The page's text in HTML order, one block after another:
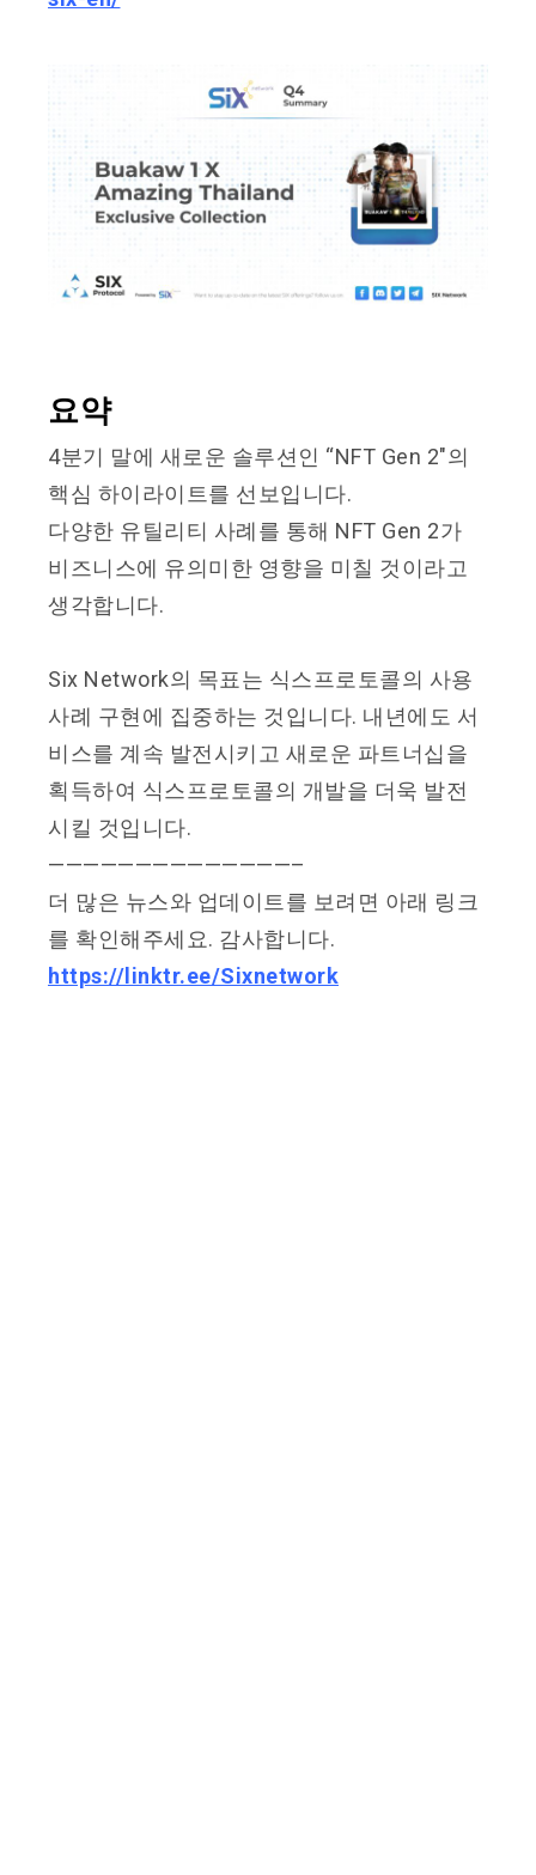
요약
4분기 말에 새로운 솔루션인 “NFT Gen 2″의
핵심 하이라이트를 선보입니다.
다양한 유틸리티 사례를 통해 NFT Gen 2가
비즈니스에 유의미한 영향을 미칠 것이라고
생각합니다.
Six Network의 목표는 식스프로토콜의 사용
사례 구현에 집중하는 것입니다. 내년에도 서
비스를 계속 발전시키고 새로운 파트너십을
획득하여 식스프로토콜의 개발을 더욱 발전
시킬 것입니다.
——————————————–
더 많은 뉴스와 업데이트를 보려면 아래 링크
를 확인해주세요. 감사합니다.
https://linktr.ee/Sixnetwork